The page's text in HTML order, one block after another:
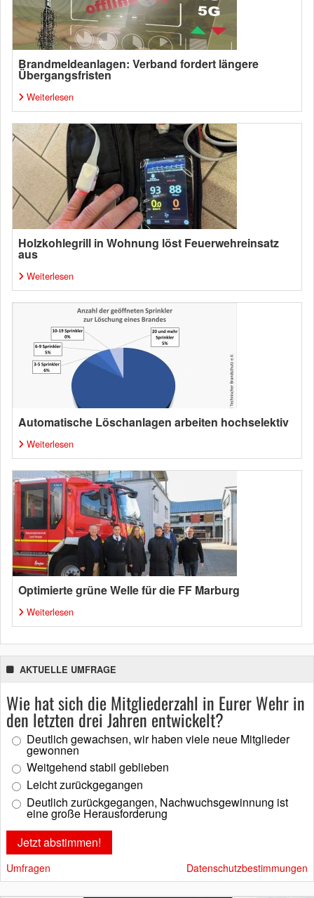
Brandmeldeanlagen: Verband fordert längere
Übergangsfristen
Weiterlesen
Holzkohlegrill in Wohnung löst Feuerwehreinsatz
aus
Weiterlesen
Automatische Löschanlagen arbeiten hochselektiv
Weiterlesen
Optimierte grüne Welle für die FF Marburg
Weiterlesen
AKTUELLE UMFRAGE
Wie hat sich die Mitgliederzahl in Eurer Wehr in
den letzten drei Jahren entwickelt?
Deutlich gewachsen, wir haben viele neue Mitglieder
gewonnen
Weitgehend stabil geblieben
Leicht zurückgegangen
Deutlich zurückgegangen, Nachwuchsgewinnung ist
eine große Herausforderung
Umfragen Datenschutzbestimmungen